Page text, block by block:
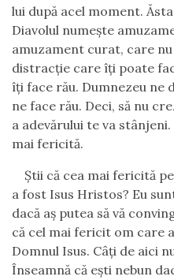
lui după acel moment.
Diavolul numeşte
amuzament curat, care
distracţie care îţi poate
îţi face rău. Dumnezeu ne
ne face rău. Deci, să nu
a adevărului te va
mai fericită.
Ştii că cea mai fericită
a fost Isus Hristos? Eu
dacă aş putea să vă
că cel mai fericit om care
Domnul Isus. Câţi de aici
Înseamnă că eşti nebun